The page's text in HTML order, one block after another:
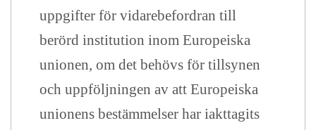
uppgifter för vidarebefordran till
berörd institution inom Europeiska
unionen, om det behövs för tillsynen
och uppföljningen av att Europeiska
unionens bestämmelser har iakttagits